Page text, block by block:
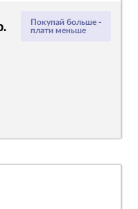
Покупай больше -
плати меньше